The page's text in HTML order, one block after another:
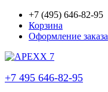
+7 (495) 646-82-95
Корзина
Оформление заказа
+7 495 646-82-95